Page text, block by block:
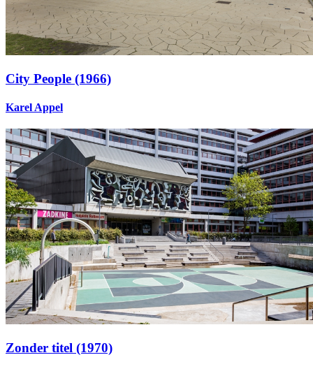
City People (1966)
Karel Appel
Zonder titel (1970)